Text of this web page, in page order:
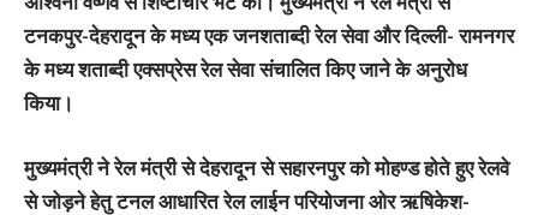
टनकपुर-देहरादून के मध्य एक जनशताब्दी रेल सेवा और दिल्ली- रामनगर
के मध्य शताब्दी एक्सप्रेस रेल सेवा संचालित किए जाने के अनुरोध
किया।
मुख्यमंत्री ने रेल मंत्री से देहरादून से सहारनपुर को मोहण्ड होते हुए रेलवे
से जोड़ने हेतु टनल आधारित रेल लाईन परियोजना ओर ऋषिकेश-